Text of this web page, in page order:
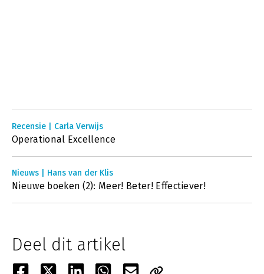
Recensie | Carla Verwijs
Operational Excellence
Nieuws | Hans van der Klis
Nieuwe boeken (2): Meer! Beter! Effectiever!
Deel dit artikel